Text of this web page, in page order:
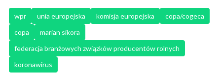
wpr unia europejska komisja europejska
copa/cogeca
copa
marian sikora
federacja branżowych związków producentów rolnych
koronawirus